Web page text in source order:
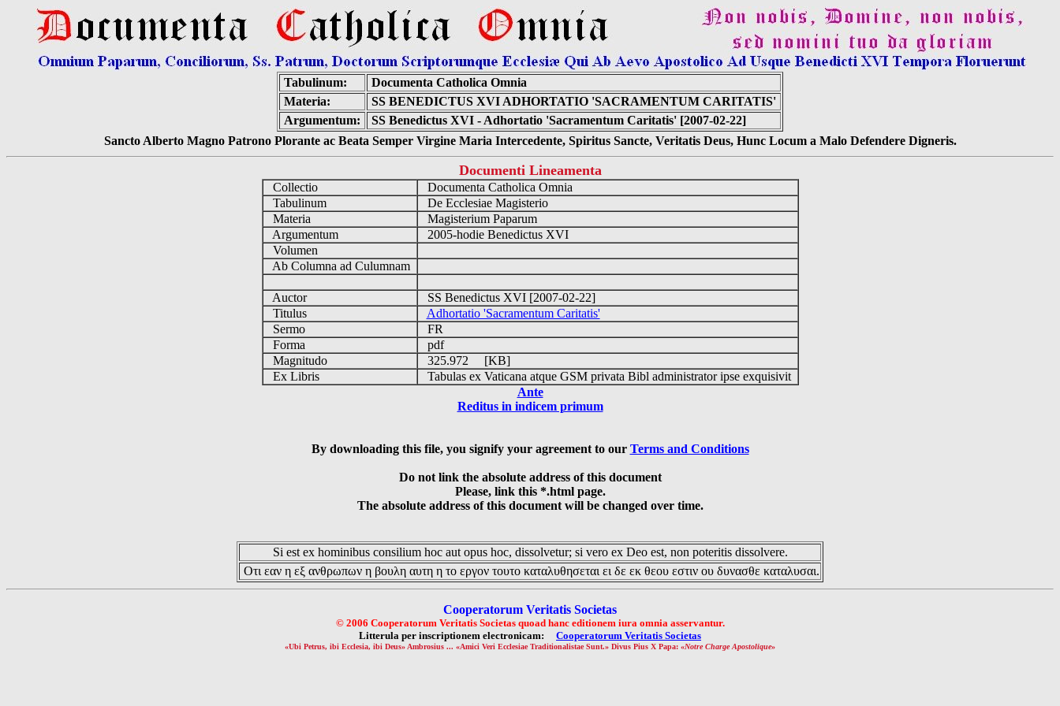
Tabulinum:
Documenta Catholica Omnia
Materia:
SS BENEDICTUS XVI ADHORTATIO 'SACRAMENTUM CARITATIS'
Argumentum:
SS Benedictus XVI - Adhortatio 'Sacramentum Caritatis' [2007-02-22]
Sancto Alberto Magno Patrono Plorante ac Beata Semper Virgine Maria Intercedente, Spiritus Sancte, Veritatis Deus, Hunc Locum a Malo Defendere Digneris.
Documenti Lineamenta
Collectio
Documenta Catholica Omnia
Tabulinum
De Ecclesiae Magisterio
Materia
Magisterium Paparum
Argumentum
2005-hodie Benedictus XVI
Volumen
Ab Columna ad Culumnam
Auctor
SS Benedictus XVI [2007-02-22]
Titulus
Adhortatio 'Sacramentum Caritatis'
Sermo
FR
Forma
pdf
Magnitudo
325.972 [KB]
Ex Libris
Tabulas ex Vaticana atque GSM privata Bibl administrator ipse exquisivit
Ante
Reditus in indicem primum
By downloading this file, you signify your agreement to our Terms and Conditions
Do not link the absolute address of this document
Please, link this *.html page.
The absolute address of this document will be changed over time.
Si est ex hominibus consilium hoc aut opus hoc, dissolvetur; si vero ex Deo est, non poteritis dissolvere.
Οτι εαν η εξ ανθρωπων η βουλη αυτη η το εργον τουτο καταλυθησεται ει δε εκ θεου εστιν ου δυνασθε καταλυσαι.
Cooperatorum Veritatis Societas
© 2006 Cooperatorum Veritatis Societas quoad hanc editionem iura omnia asservantur.
Litterula per inscriptionem electronicam: Cooperatorum Veritatis Societas
«Ubi Petrus, ibi Ecclesia, ibi Deus» Ambrosius ... «Amici Veri Ecclesiae Traditionalistae Sunt.» Divus Pius X Papa: «Notre Charge Apostolique»